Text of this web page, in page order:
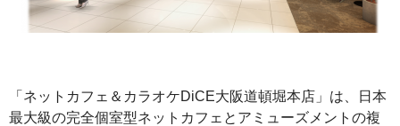
「ネットカフェ＆カラオケDiCE大阪道頓堀本店」は、日本
最大級の完全個室型ネットカフェとアミューズメントの複